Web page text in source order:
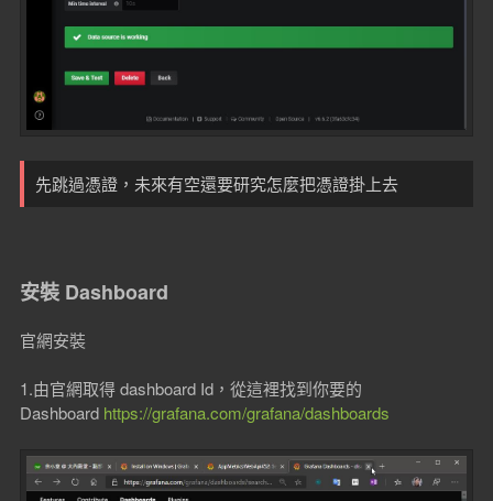
先跳過憑證，未來有空還要研究怎麼把憑證掛上去
安裝 Dashboard
官網安裝
1.由官網取得 dashboard Id，從這裡找到你要的
Dashboard https://grafana.com/grafana/dashboards